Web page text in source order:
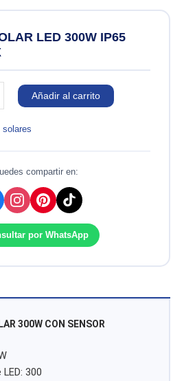
LED 300W IP65
Añadir al carrito
solares
compartir en:
por WhatsApp
300W CON SENSOR
300